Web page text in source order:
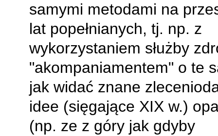
samymi metodami na
lat popełnianych, tj. np. z
wykorzystaniem służby
"akompaniamentem" o te
jak widać znane
idee (sięgające XIX w.)
(np. ze z góry jak gdyby